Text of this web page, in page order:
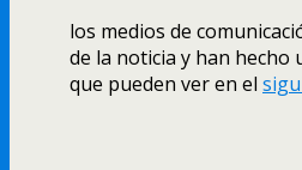
los medios de
de la noticia y han hecho
que pueden ver en el